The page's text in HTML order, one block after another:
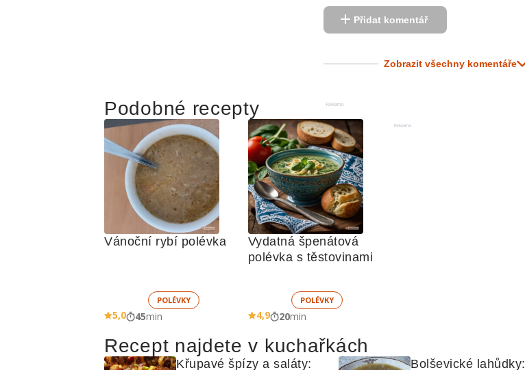
Přidat komentář
Zobrazit všechny komentáře
Reklama
Podobné recepty
Vánoční rybí polévka
POLÉVKY
5,0 45min
Vydatná špenátová
POLÉVKY
4,9 20min
Reklama
Recept najdete v kuchařkách
Křupavé špízy a saláty:
Bolševické lahůdky: